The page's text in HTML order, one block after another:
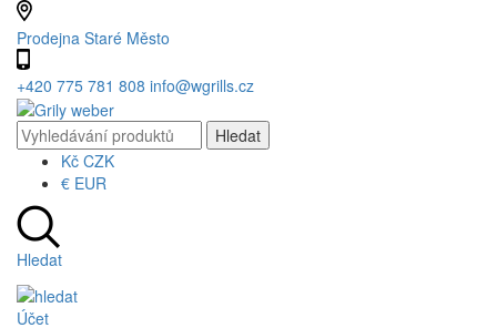
Prodejna Staré Město
+420 775 781 808 info@wgrills.cz
Kč CZK
€ EUR
Hledat
Účet